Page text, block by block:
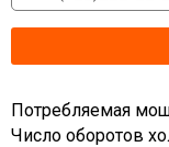
Потребляемая
Число оборотов